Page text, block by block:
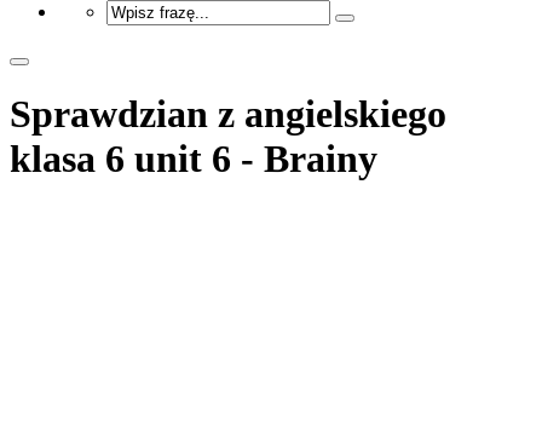
Sprawdzian z angielskiego
klasa 6 unit 6 - Brainy